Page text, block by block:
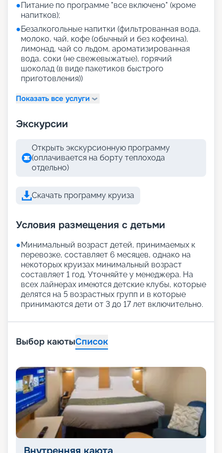
●Питание по программе "все включено" (кроме
напитков);
●Безалкогольные напитки (фильтрованная вода,
молоко, чай, кофе (обычный и без кофеина),
лимонад, чай со льдом, ароматизированная
вода, соки (не свежевыжатые), горячий
шоколад (в виде пакетиков быстрого
приготовления))
Показать все услуги
Экскурсии
Открыть экскурсионную программу
(оплачивается на борту теплохода
отдельно)
Скачать программу круиза
Условия размещения с детьми
●Минимальный возраст детей, принимаемых к
перевозке, составляет 6 месяцев, однако на
некоторых круизах минимальный возраст
составляет 1 год. Уточняйте у менеджера. На
всех лайнерах имеются детские клубы, которые
делятся на 5 возрастных групп и в которые
принимаются дети от 3 до 17 лет включительно.
Выбор каютыСписок